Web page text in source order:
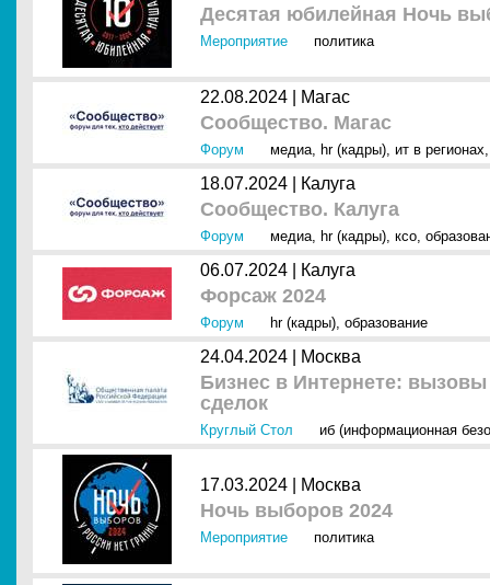
Десятая юбилейная Ночь
Мероприятие политика
22.08.2024 | Магас
Сообщество. Магас
Форум медиа, hr (кадры), ит в регионах
18.07.2024 | Калуга
Сообщество. Калуга
Форум медиа, hr (кадры), ксо,
06.07.2024 | Калуга
Форсаж 2024
Форум hr (кадры), образование
24.04.2024 | Москва
Бизнес в Интернете:
сделок
Круглый Стол иб (информационная
17.03.2024 | Москва
Ночь выборов 2024
Мероприятие политика